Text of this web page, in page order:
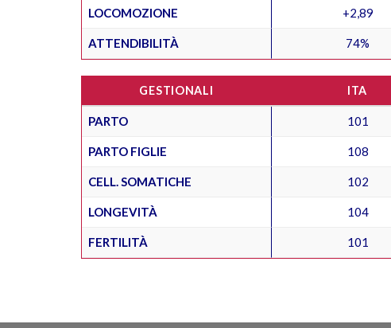
LOCOMOZIONE +2,89
ATTENDIBILITÀ 74%
GESTIONALI ITA
PARTO 101
PARTO FIGLIE 108
CELL. SOMATICHE 102
LONGEVITÀ 104
FERTILITÀ 101